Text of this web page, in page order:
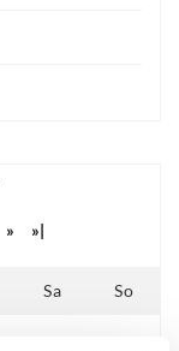
» »|
Sa So